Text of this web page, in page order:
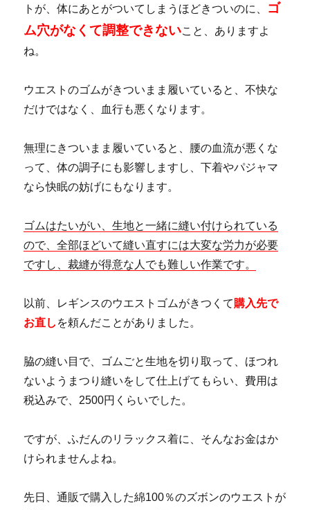
トが、体にあとがついてしまうほどきついのに、 ゴ
ム穴がなくて調整できないこと、ありますよ
ね。
ウエストのゴムがきついまま履いていると、不快な
だけではなく、血行も悪くなります。
無理にきついまま履いていると、腰の血流が悪くな
って、体の調子にも影響しますし、下着やパジャマ
なら快眠の妨げにもなります。
ゴムはたいがい、生地と一緒に縫い付けられている
ので、全部ほどいて縫い直すには大変な労力が必要
ですし、裁縫が得意な人でも難しい作業です。
以前、レギンスのウエストゴムがきつくて購入先で
お直し を頼んだことがありました。
脇の縫い目で、ゴムごと生地を切り取って、ほつれ
ないようまつり縫いをして仕上げてもらい、費用は
税込みで、2500円くらいでした。
ですが、ふだんのリラックス着に、そんなお金はか
けられませんよね。
先日、通販で購入した綿100％のズボンのウエストが